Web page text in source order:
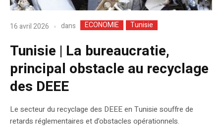
16 avril 2026 dans ECONOMIE Tunisie
Tunisie | La bureaucratie,
principal obstacle au recyclage
des DEEE
Le secteur du recyclage des DEEE en Tunisie souffre de
retards réglementaires et d’obstacles opérationnels.